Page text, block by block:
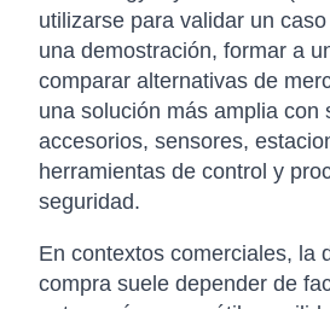
utilizarse para validar un
una demostración, formar a
comparar alternativas de
una solución más amplia con
accesorios, sensores,
herramientas de control y
seguridad.
En contextos comerciales, la
compra suele depender de